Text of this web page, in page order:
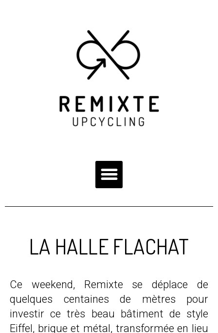
LA HALLE FLACHAT
Ce weekend, Remixte se déplace de
quelques centaines de mètres pour
investir ce très beau bâtiment de style
Eiffel, brique et métal, transformée en lieu